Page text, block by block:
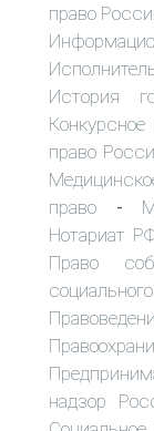
право
История
право
право -
Нотариат
Право
надзор